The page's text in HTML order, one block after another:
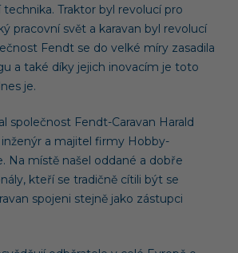
Traktor byl revolucí pro
pracovní svět a karavan byl revolucí
Fendt se do velké míry zasadila
a také díky jejich inovacím je toto
je.
společnost Fendt-Caravan Harald
a majitel firmy Hobby-
Na místě našel oddané a dobře
kteří se tradičně cítili být se
spojeni stejně jako zástupci